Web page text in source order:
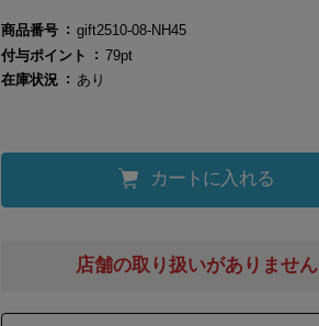
商品番号
gift2510-08-NH45
付与ポイント
79pt
在庫状況
あり
カートに入れる
店舗の取り扱いがありません